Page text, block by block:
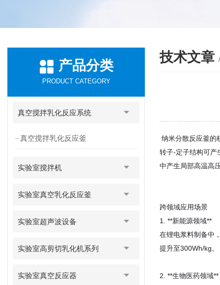
产品分类
PRODUCT CATEGORY
真空搅拌乳化反应系统
真空搅拌乳化反应釜
实验室搅拌机
实验室真空乳化反应釜
实验室超声波设备
实验室高剪切乳化机系列
实验室真空反应器
技术文章
纳米分散反应釜的
转子-定子结构可产
中产生局部高温高
跨领域应用场景
1. **新能源领域**
在锂电浆料制备中
提升至300Wh/kg。
2. **生物医药领域**